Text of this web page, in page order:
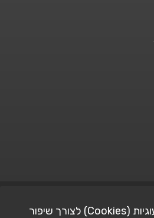
אתר זה משתמש בעוגיות (Cookies) לצורך שיפור